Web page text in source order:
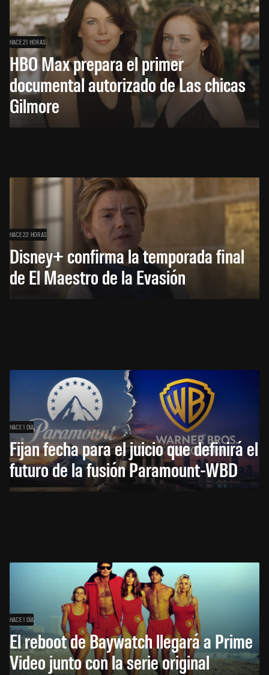
HACE 21 HORAS
HBO Max prepara el primer
documental autorizado de Las chicas
Gilmore
HACE 22 HORAS
Disney+ confirma la temporada final
de El Maestro de la Evasión
HACE 1 DÍA
Fijan fecha para el juicio que definirá el
futuro de la fusión Paramount-WBD
HACE 1 DÍA
El reboot de Baywatch llegará a Prime
Video junto con la serie original